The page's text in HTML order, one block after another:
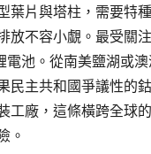
葉片與塔柱，需要特
放不容小覷。最受關
池。從南美鹽湖或澳
民主共和國爭議性的
工廠，這條橫跨全球
。